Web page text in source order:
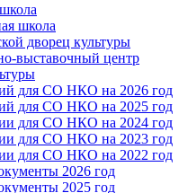
школа
дворец культуры
выставочный центр
для СО НКО на 2026 год
для СО НКО на 2025 год
для СО НКО на 2024 год
для СО НКО на 2023 год
для СО НКО на 2022 год
2026 год
2025 год